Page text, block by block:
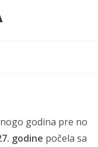
godina pre no
godine počela sa